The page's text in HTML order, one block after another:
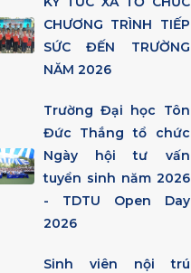
CHƯƠNG TRÌNH TIẾP
SỨC ĐẾN TRƯỜNG
NĂM 2026
Trường Đại học Tôn
Đức Thắng tổ chức
Ngày hội tư vấn
tuyển sinh năm 2026
- TDTU Open Day
2026
Sinh viên nội trú